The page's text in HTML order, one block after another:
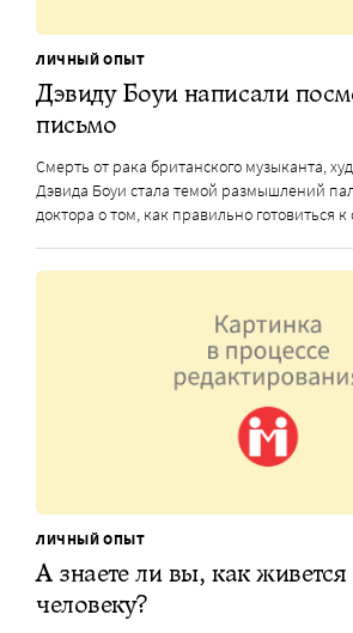
ЛИЧНЫЙ ОПЫТ
Дэвиду Боуи написали
письмо
Смерть от рака британского музыканта,
Дэвида Боуи стала темой размышлений
доктора о том, как правильно готовиться к
ЛИЧНЫЙ ОПЫТ
А знаете ли вы, как
человеку?